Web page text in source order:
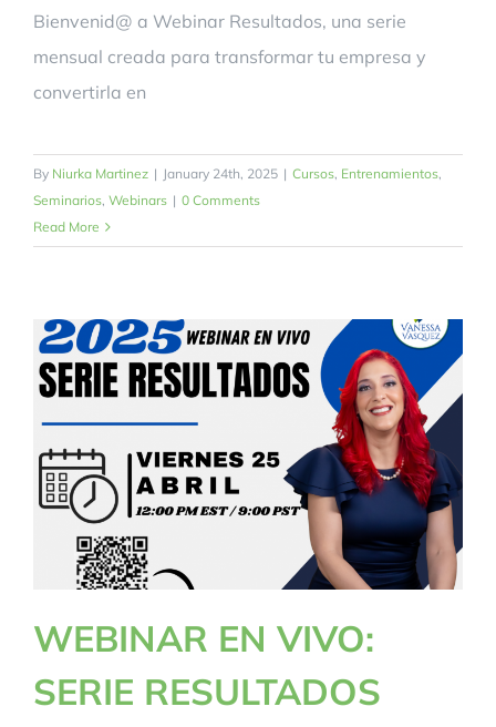
Bienvenid@ a Webinar Resultados, una serie
mensual creada para transformar tu empresa y
convertirla en
By Niurka Martinez | January 24th, 2025 | Cursos, Entrenamientos,
Seminarios, Webinars | 0 Comments
Read More
WEBINAR EN VIVO:
SERIE RESULTADOS